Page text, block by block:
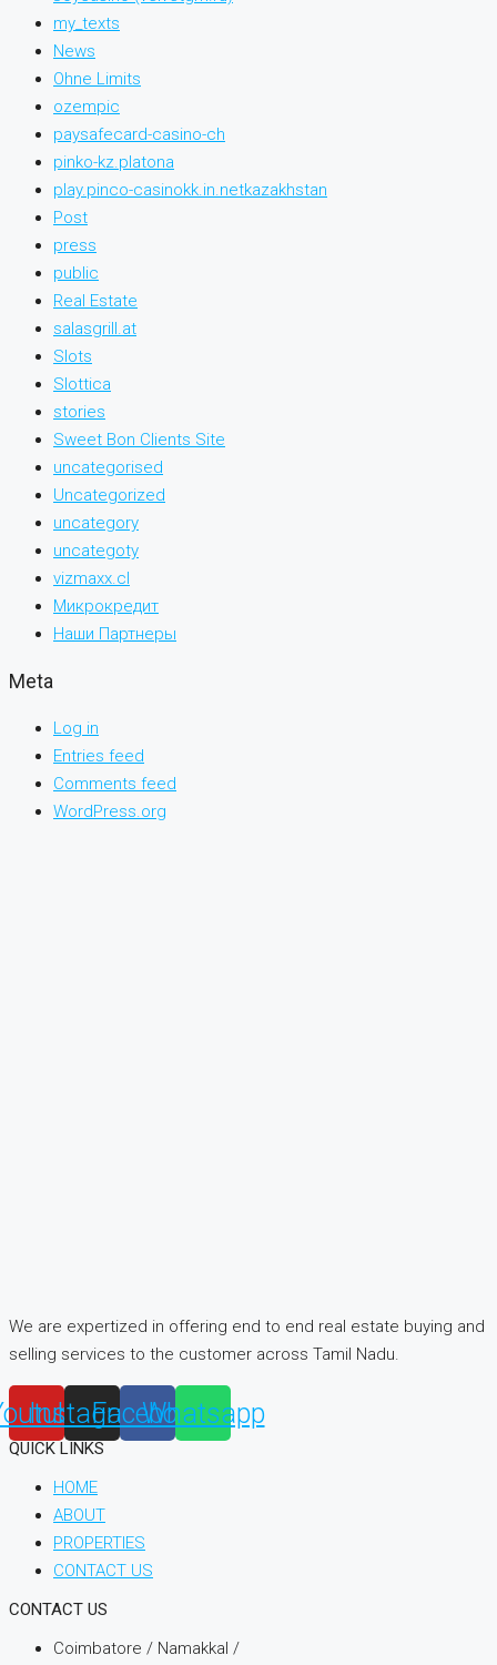
my_texts
News
Ohne Limits
ozempic
paysafecard-casino-ch
pinko-kz.platona
play.pinco-casinokk.in.netkazakhstan
Post
press
public
Real Estate
salasgrill.at
Slots
Slottica
stories
Sweet Bon Clients Site
uncategorised
Uncategorized
uncategory
uncategoty
vizmaxx.cl
Микрокредит
Наши Партнеры
Meta
Log in
Entries feed
Comments feed
WordPress.org
We are expertized in offering end to end real estate buying and
selling services to the customer across Tamil Nadu.
Instagram
Facebook
Whatsapp
QUICK LINKS
HOME
ABOUT
PROPERTIES
CONTACT US
CONTACT US
Coimbatore / Namakkal /